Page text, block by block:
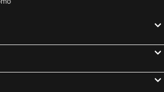
Magny le Hongre, França Hotéis